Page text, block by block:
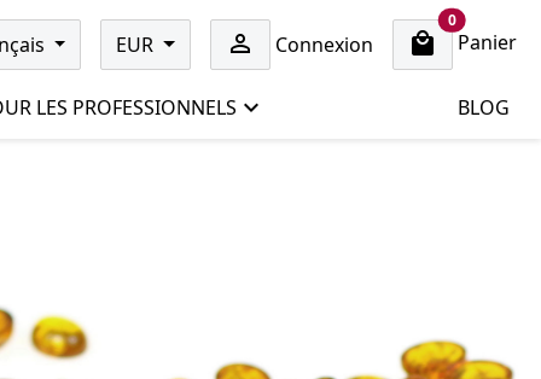
EUR Connexion 
0cart items
Panier
LES PROFESSIONNELS BLOG